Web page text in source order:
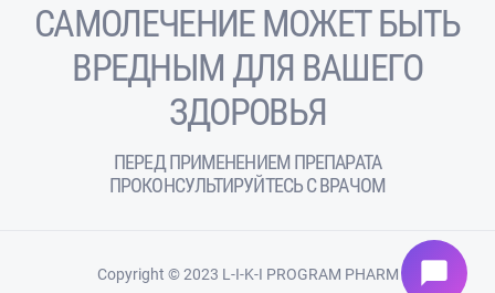
САМОЛЕЧЕНИЕ МОЖЕТ БЫТЬ
ВРЕДНЫМ ДЛЯ ВАШЕГО
ЗДОРОВЬЯ
ПЕРЕД ПРИМЕНЕНИЕМ ПРЕПАРАТА
ПРОКОНСУЛЬТИРУЙТЕСЬ С ВРАЧОМ
Copyright © 2023 L-I-K-I PROGRAM PHARM chat_bubble